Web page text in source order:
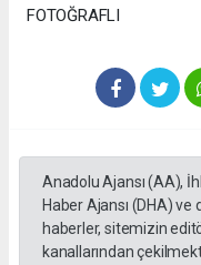
FOTOĞRAFLI
Anadolu Ajansı (AA),
Haber Ajansı (DHA)
haberler, sitemizin
kanallarından